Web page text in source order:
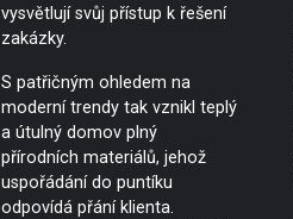
vysvětlují svůj přístup k řešení
zakázky.
S patřičným ohledem na
moderní trendy tak vznikl teplý
a útulný domov plný
přírodních materiálů, jehož
uspořádání do puntíku
odpovídá přání klienta.